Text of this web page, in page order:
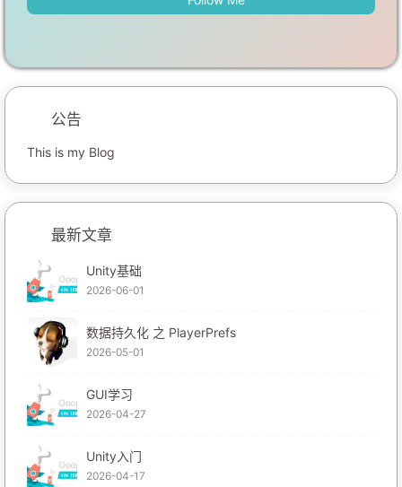
公告
This is my Blog
最新文章
Unity基础
2026-06-01
数据持久化 之 PlayerPrefs
2026-05-01
GUI学习
2026-04-27
Unity入门
2026-04-17